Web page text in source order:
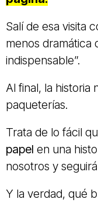
Salí de esa visita
menos dramática
indispensable”.
Al final, la historia
paqueterías.
Trata de lo fácil
papel en una
nosotros y
Y la verdad, qué